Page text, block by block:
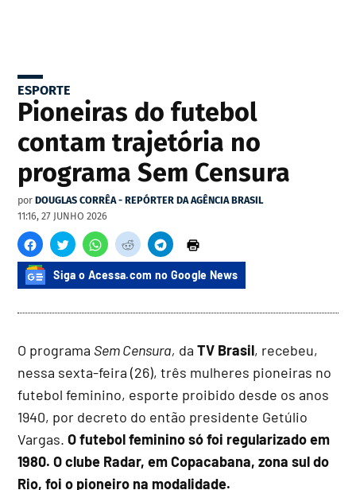
ESPORTE
Pioneiras do futebol
contam trajetória no
programa Sem Censura
por DOUGLAS CORRÊA - REPÓRTER DA AGÊNCIA BRASIL
11:16, 27 JUNHO 2026
Siga o Acessa.com no Google News
O programa Sem Censura, daTV Brasil, recebeu,
nessa sexta-feira (26), três mulheres pioneiras no
futebol feminino, esporte proibido desde os anos
1940, por decreto do então presidente Getúlio
Vargas.O futebol feminino só foi regularizado em
1980. O clube Radar, em Copacabana, zona sul do
Rio, foi o pioneiro na modalidade.